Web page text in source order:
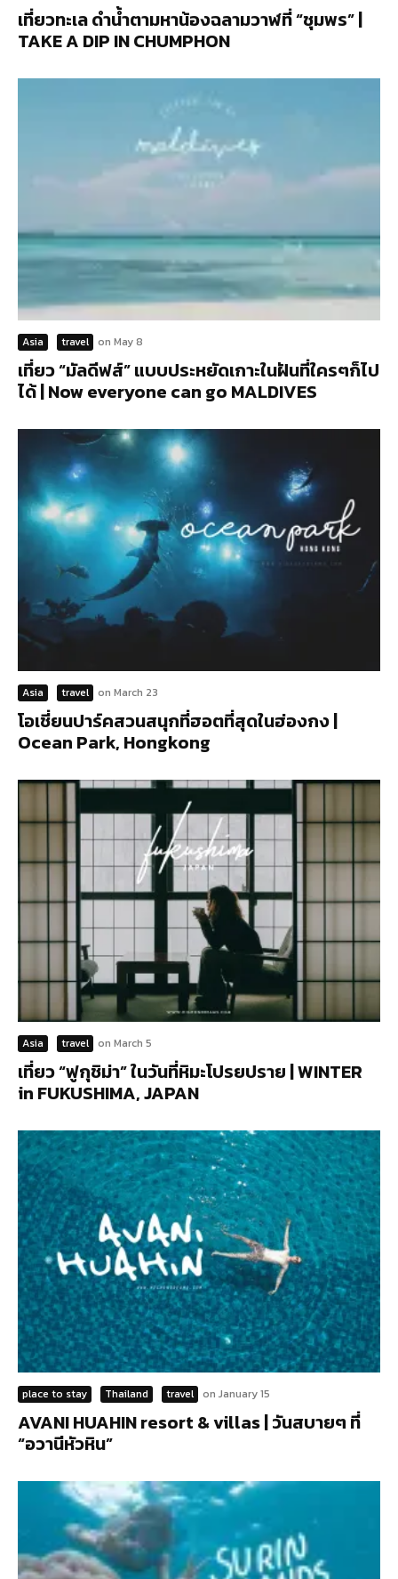
เที่ยวทะเล ดำน้ำตามหาน้องฉลามวาฬที่ “ชุมพร” |
TAKE A DIP IN CHUMPHON
Asia travel on May 8
เที่ยว “มัลดีฟส์” แบบประหยัดเกาะในฝันที่ใครๆก็ไป
ได้ | Now everyone can go MALDIVES
Asia travel on March 23
โอเชี่ยนปาร์คสวนสนุกที่ฮอตที่สุดในฮ่องกง |
Ocean Park, Hongkong
Asia travel on March 5
เที่ยว “ฟูกุชิม่า” ในวันที่หิมะโปรยปราย | WINTER
in FUKUSHIMA, JAPAN
place to stay Thailand travel on January 15
AVANI HUAHIN resort & villas | วันสบายๆ ที่
“อวานีหัวหิน”